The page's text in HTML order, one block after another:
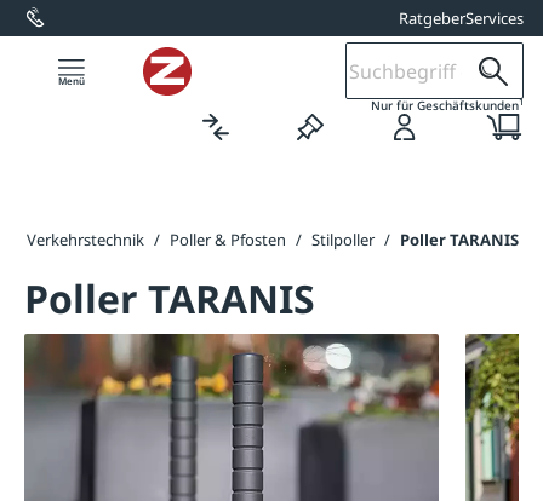
springen RatgeberServices
Nur für Geschäftskunden1
Verkehrstechnik / Poller & Pfosten / Stilpoller / Poller TARANIS
Poller TARANIS